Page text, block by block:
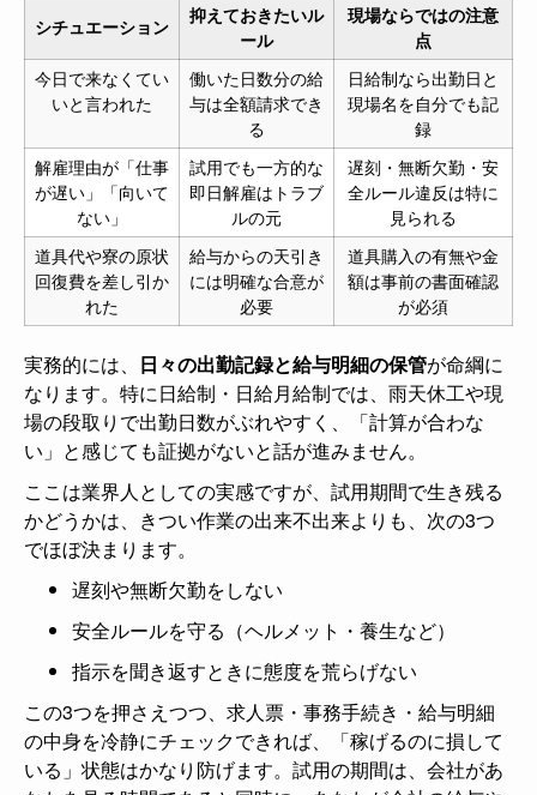
シチュエーション
抑えておきたいル
ール
現場ならではの注意
点
今日で来なくてい
いと言われた
働いた日数分の給
与は全額請求でき
る
日給制なら出勤日と
現場名を自分でも記
録
解雇理由が「仕事
が遅い」「向いて
ない」
試用でも一方的な
即日解雇はトラブ
ルの元
遅刻・無断欠勤・安
全ルール違反は特に
見られる
道具代や寮の原状
回復費を差し引か
れた
給与からの天引き
には明確な合意が
必要
道具購入の有無や金
額は事前の書面確認
が必須
実務的には、 日々の出勤記録と給与明細の保管が命綱に
なります。特に日給制・日給月給制では、雨天休工や現
場の段取りで出勤日数がぶれやすく、「計算が合わな
い」と感じても証拠がないと話が進みません。
ここは業界人としての実感ですが、試用期間で生き残る
かどうかは、きつい作業の出来不出来よりも、次の3つ
でほぼ決まります。
遅刻や無断欠勤をしない
安全ルールを守る（ヘルメット・養生など）
指示を聞き返すときに態度を荒らげない
この3つを押さえつつ、求人票・事務手続き・給与明細
の中身を冷静にチェックできれば、「稼げるのに損して
いる」状態はかなり防げます。試用の期間は、会社があ